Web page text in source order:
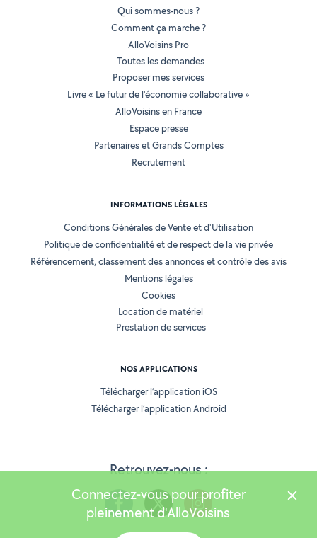
Retrouvez-nous :
Qui sommes-nous ?
Comment ça marche ?
AlloVoisins Pro
Toutes les demandes
Proposer mes services
Livre « Le futur de l'économie collaborative »
AlloVoisins en France
Espace presse
Partenaires et Grands Comptes
Recrutement
INFORMATIONS LÉGALES
Conditions Générales de Vente et d'Utilisation
Politique de confidentialité et de respect de la vie privée
Référencement, classement des annonces et contrôle des avis
Mentions légales
Cookies
Location de matériel
Prestation de services
NOS APPLICATIONS
Télécharger l’application iOS
Télécharger l’application Android
Connectez-vous pour profiter
pleinement d'AlloVoisins